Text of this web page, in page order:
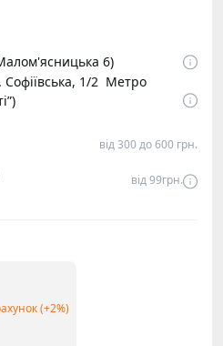
6)
Софіївська, 1/2 Метро
від 300 до 600 грн.
від 99грн.
(+2%)